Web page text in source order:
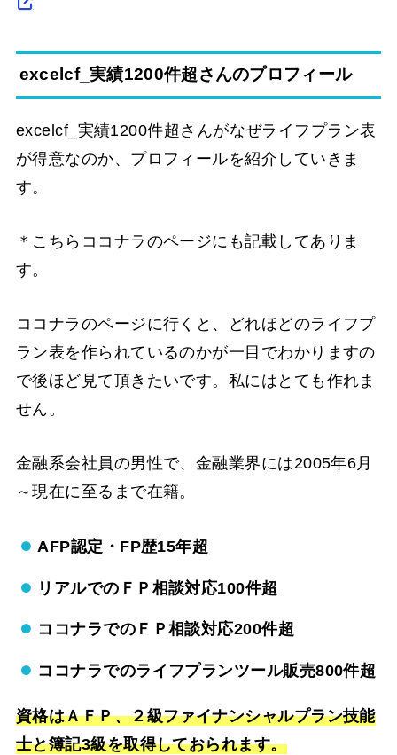
excelcf_実績1200件超さんのプロフィール
excelcf_実績1200件超さんがなぜライフプラン表
が得意なのか、プロフィールを紹介していきま
す。
＊こちらココナラのページにも記載してありま
す。
ココナラのページに行くと、どれほどのライフプ
ラン表を作られているのかが一目でわかりますの
で後ほど見て頂きたいです。私にはとても作れま
せん。
金融系会社員の男性で、金融業界には2005年6月
～現在に至るまで在籍。
AFP認定・FP歴15年超
リアルでのＦＰ相談対応100件超
ココナラでのＦＰ相談対応200件超
ココナラでのライフプランツール販売800件超
資格はＡＦＰ、２級ファイナンシャルプラン技能
士と簿記3級を取得しておられます。